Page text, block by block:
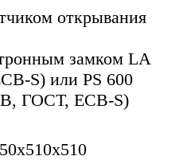
открывания
замком LA
S) или PS 600
ГОСТ, ECB-S)